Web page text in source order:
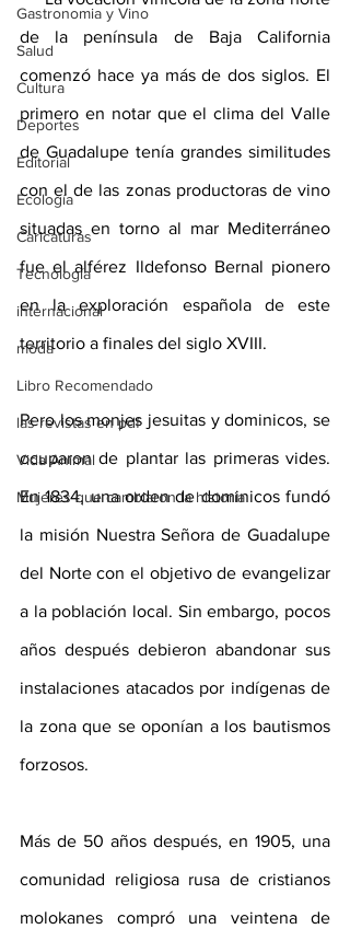
Gastronomia y Vino
Salud
Cultura
Deportes
Editorial
Ecología
Caricaturas
Tecnología
internacional
moda
Libro Recomendado
las revistas en pdf
Vida Animal
Mujeres que cambiaron la historia
de la península de Baja California
comenzó hace ya más de dos siglos. El
primero en notar que el clima del Valle
de Guadalupe tenía grandes similitudes
con el de las zonas productoras de vino
situadas en torno al mar Mediterráneo
fue el alférez Ildefonso Bernal pionero
en la exploración española de este
territorio a finales del siglo XVIII.
Pero los monjes jesuitas y dominicos, se
ocuparon de plantar las primeras vides.
En 1834, una orden de dominicos fundó
la misión Nuestra Señora de Guadalupe
del Norte con el objetivo de evangelizar
a la población local. Sin embargo, pocos
años después debieron abandonar sus
instalaciones atacados por indígenas de
la zona que se oponían a los bautismos
forzosos.
Más de 50 años después, en 1905, una
comunidad religiosa rusa de cristianos
molokanes compró una veintena de